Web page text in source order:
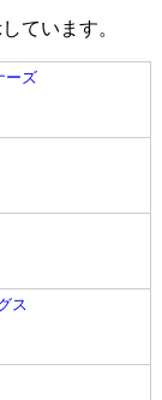
ています。
ーズ
ス